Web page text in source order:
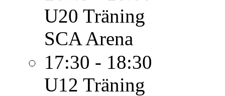
U20 Träning
SCA Arena
17:30 - 18:30
U12 Träning